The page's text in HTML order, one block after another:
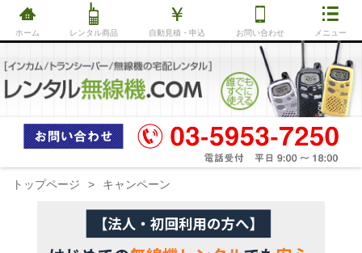
ホーム レンタル商品 自動見積・申込 お問い合わせ メニュー
トップページ キャンペーン